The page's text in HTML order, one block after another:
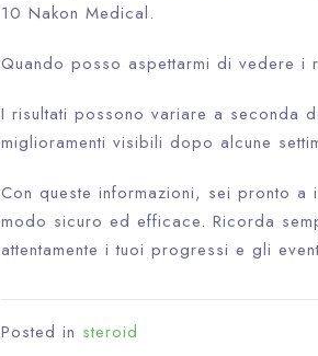
10 Nakon Medical.
Quando posso aspettarmi di vedere i
I risultati possono variare a seconda
miglioramenti visibili dopo alcune
Con queste informazioni, sei pronto
modo sicuro ed efficace. Ricorda
attentamente i tuoi progressi e gli
Posted in steroid